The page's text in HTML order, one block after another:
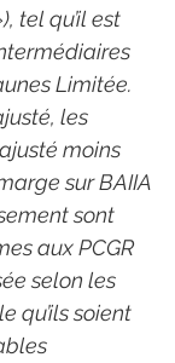
tel qu’il est
Limitée.
les
moins
sur BAIIA
sont
aux PCGR
selon les
qu’ils soient